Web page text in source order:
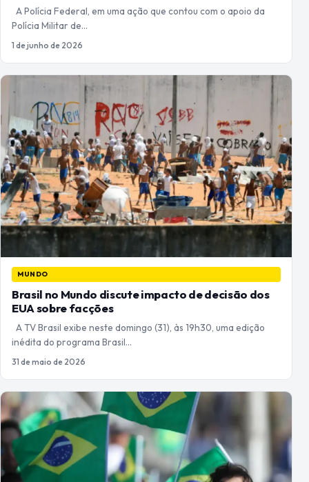
A Polícia Federal, em uma ação que contou com o apoio da
Polícia Militar de…
1 de junho de 2026
MUNDO
Brasil no Mundo discute impacto de decisão dos
EUA sobre facções
A TV Brasil exibe neste domingo (31), às 19h30, uma edição
inédita do programa Brasil…
31 de maio de 2026